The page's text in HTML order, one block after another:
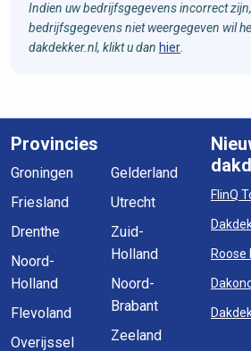
Indien uw bedrijfsgegevens incorrect
bedrijfsgegevens niet weergegeven wil
dakdekker.nl, klikt u dan hier
Provincies
Groningen
Friesland
Drenthe
Noord-
Holland
Flevoland
Overijssel
Gelderland
Utrecht
Zuid-
Holland
Noord-
Brabant
Zeeland
FlinQ
Roose